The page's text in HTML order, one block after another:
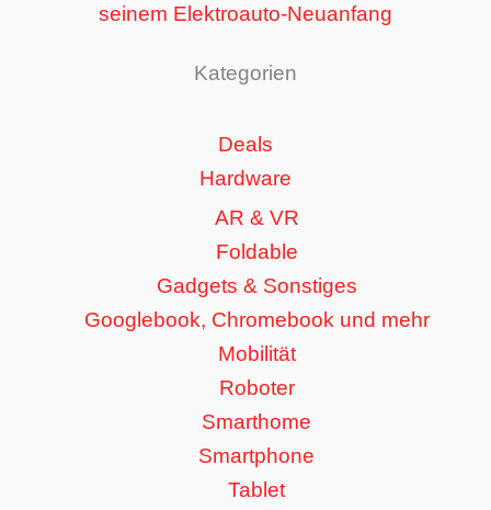
seinem Elektroauto-Neuanfang
Kategorien
Deals
Hardware
AR & VR
Foldable
Gadgets & Sonstiges
Googlebook, Chromebook und mehr
Mobilität
Roboter
Smarthome
Smartphone
Tablet